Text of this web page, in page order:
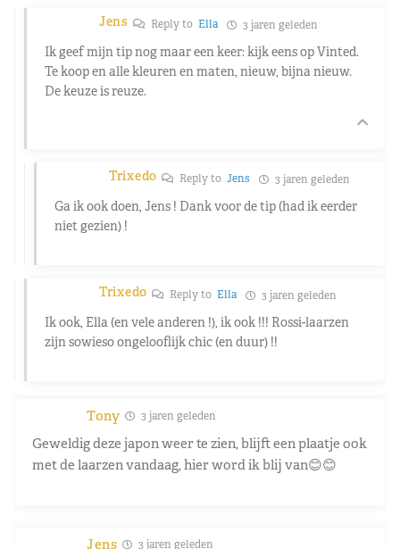
Jens Reply to Ella 3 jaren geleden
Ik geef mijn tip nog maar een keer: kijk eens op Vinted.
Te koop en alle kleuren en maten, nieuw, bijna nieuw.
De keuze is reuze.
Trixedo Reply to Jens 3 jaren geleden
Ga ik ook doen, Jens ! Dank voor de tip (had ik eerder
niet gezien) !
Trixedo Reply to Ella 3 jaren geleden
Ik ook, Ella (en vele anderen !), ik ook !!! Rossi-laarzen
zijn sowieso ongelooflijk chic (en duur) !!
Tony 3 jaren geleden
Geweldig deze japon weer te zien, blijft een plaatje ook
met de laarzen vandaag, hier word ik blij van😊😊
Jens 3 jaren geleden